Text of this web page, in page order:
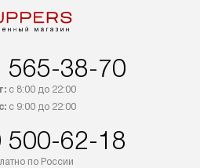
565-38-70
с 8:00 до 22:00
с 9:00 до 22:00
500-62-18
по России